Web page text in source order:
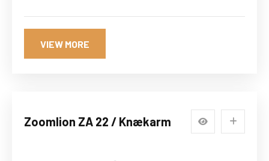
VIEW MORE
Zoomlion ZA 22 / Knækarm